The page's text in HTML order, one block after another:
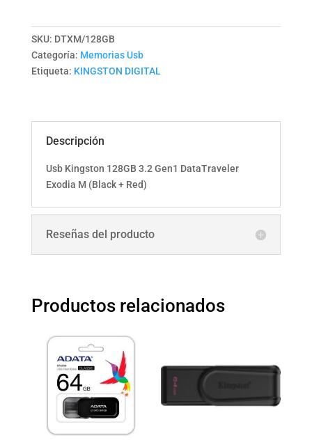
Gen1
–
Negro/Rojo
SKU: DTXM/128GB
Categoría: Memorias Usb
Etiqueta: KINGSTON DIGITAL
Descripción
Usb Kingston 128GB 3.2 Gen1 DataTraveler
Exodia M (Black + Red)
Reseñas del producto
Productos relacionados